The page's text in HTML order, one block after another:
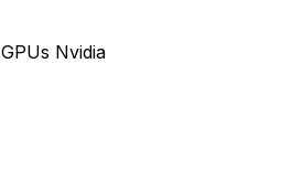
Nvidia